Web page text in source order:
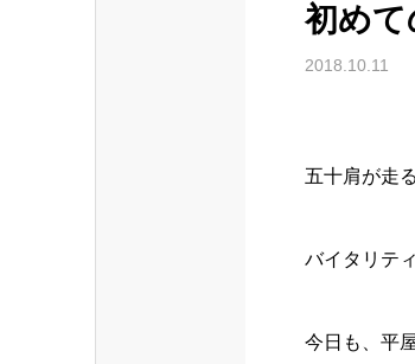
初め
2018.10.11
五十肩が走
バイタリテ
今日も、平